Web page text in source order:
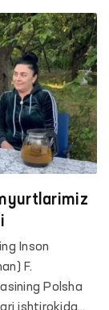
ilmiy-amaliy
bo‘yicha
tashriflari
Inson
F.
Polsha